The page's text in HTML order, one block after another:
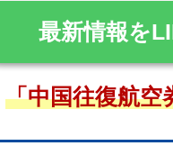
最新情報を
「中国往復航空